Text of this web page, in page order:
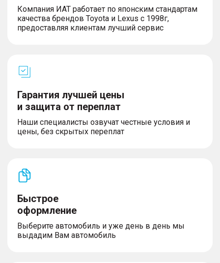
Компания ИАТ работает по японским стандартам
качества брендов Toyota и Lexus с 1998г,
предоставляя клиентам лучший сервис
Гарантия лучшей цены
и защита от переплат
Наши специалисты озвучат честные условия и
цены, без скрытых переплат
Быстрое
оформление
Выберите автомобиль и уже день в день мы
выдадим Вам автомобиль